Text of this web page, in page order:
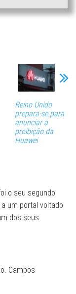
Reino Unido
prepara-se para
anunciar a
proibição da
Huawei
o seu segundo
um portal voltado
dos seus
Campos